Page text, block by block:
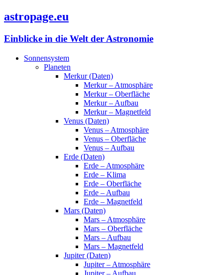
astropage.eu
Einblicke in die Welt der Astronomie
Sonnensystem
Planeten
Merkur (Daten)
Merkur – Atmosphäre
Merkur – Oberfläche
Merkur – Aufbau
Merkur – Magnetfeld
Venus (Daten)
Venus – Atmosphäre
Venus – Oberfläche
Venus – Aufbau
Erde (Daten)
Erde – Atmosphäre
Erde – Klima
Erde – Oberfläche
Erde – Aufbau
Erde – Magnetfeld
Mars (Daten)
Mars – Atmosphäre
Mars – Oberfläche
Mars – Aufbau
Mars – Magnetfeld
Jupiter (Daten)
Jupiter – Atmosphäre
Jupiter – Aufbau